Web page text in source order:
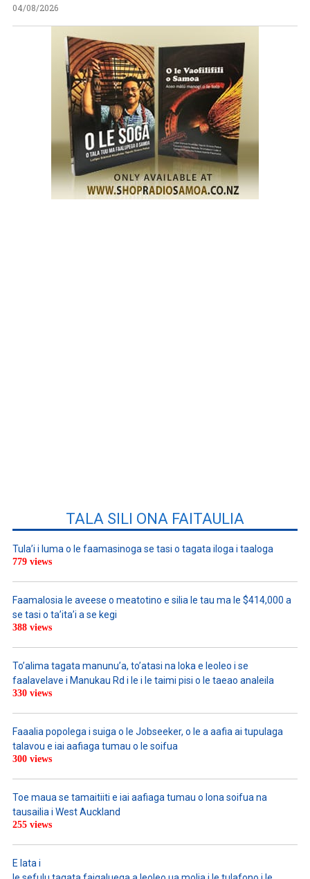
04/08/2026
TALA SILI ONA FAITAULIA
Tula’i i luma o le faamasinoga se tasi o tagata iloga i taaloga
779 views
Faamalosia le aveese o meatotino e silia le tau ma le $414,000 a
se tasi o ta’ita’i a se kegi
388 views
To’alima tagata manunu’a, to’atasi na loka e leoleo i se
faalavelave i Manukau Rd i le i le taimi pisi o le taeao analeila
330 views
Faaalia popolega i suiga o le Jobseeker, o le a aafia ai tupulaga
talavou e iai aafiaga tumau o le soifua
300 views
Toe maua se tamaitiiti e iai aafiaga tumau o lona soifua na
tausailia i West Auckland
255 views
E lata i